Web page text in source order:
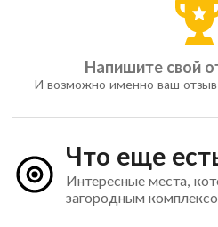
Напишите свой
И возможно именно ваш
Что еще
Интересные места,
загородным